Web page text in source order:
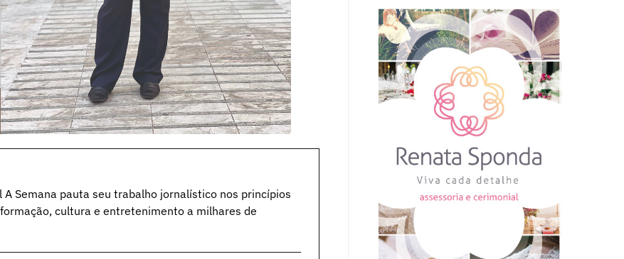
Semana pauta seu trabalho jornalístico nos princípios
cultura e entretenimento a milhares de